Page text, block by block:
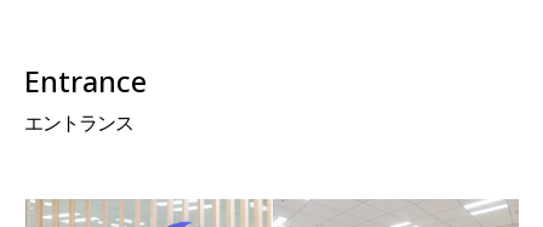
Entrance
エントランス